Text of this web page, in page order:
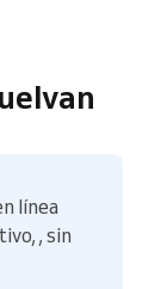
línea
, sin